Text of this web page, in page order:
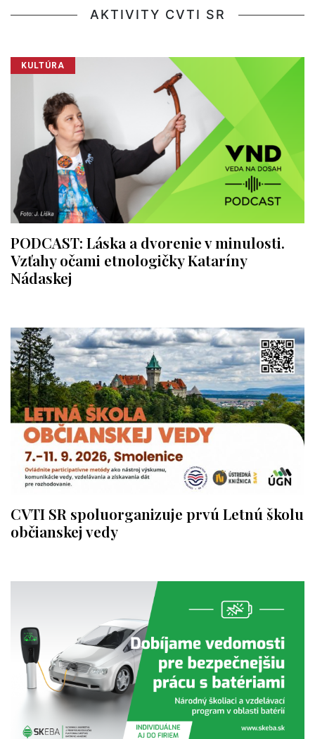
AKTIVITY CVTI SR
KULTÚRA
PODCAST: Láska a dvorenie v minulosti.
Vzťahy očami etnologičky Kataríny
Nádaskej
CVTI SR spoluorganizuje prvú Letnú školu
občianskej vedy